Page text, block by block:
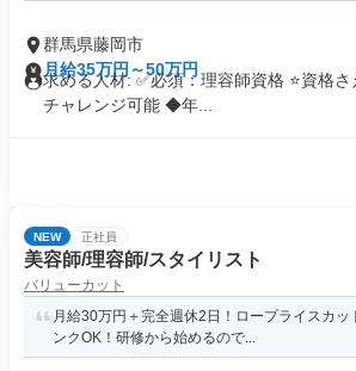
群馬県藤岡市
月給35万円～50万円
求める人材: ✅必須：理容師資格 ⭐️資格
チャレンジ可能 ◆年...
NEW 正社員
美容師/理容師/スタイリスト
バリューカット
月給30万円＋完全週休2日！ロープライスカッ
ンクOK！研修から始めるので...